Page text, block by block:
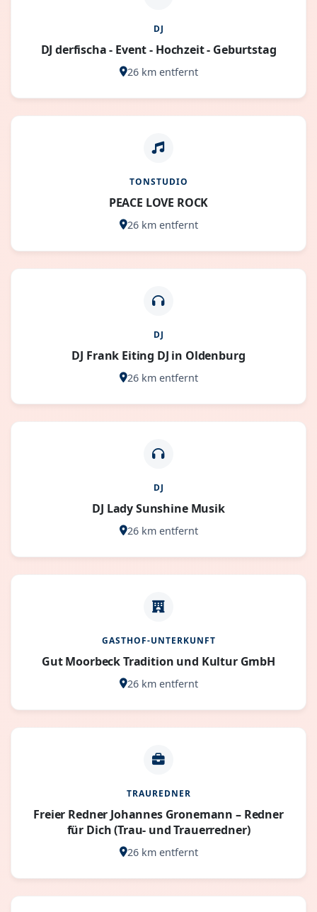
DJ
DJ derfischa - Event - Hochzeit - Geburtstag
26 km entfernt
TONSTUDIO
PEACE LOVE ROCK
26 km entfernt
DJ
DJ Frank Eiting DJ in Oldenburg
26 km entfernt
DJ
DJ Lady Sunshine Musik
26 km entfernt
GASTHOF-UNTERKUNFT
Gut Moorbeck Tradition und Kultur GmbH
26 km entfernt
TRAUREDNER
Freier Redner Johannes Gronemann – Redner
für Dich (Trau- und Trauerredner)
26 km entfernt